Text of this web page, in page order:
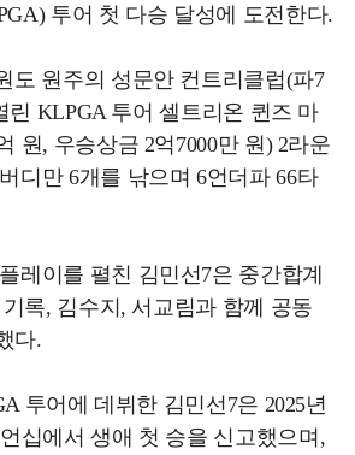
투어 첫 다승 달성에 도전한다.
도 원주의 성문안 컨트리클럽(파7
린 KLPGA 투어 셀트리온 퀸즈 마
원, 우승상금 2억7000만 원) 2라운
디만 6개를 낚으며 6언더파 66타
레이를 펼친 김민선7은 중간합계
록, 김수지, 서교림과 함께 공동
다.
투어에 데뷔한 김민선7은 2025년
십에서 생애 첫 승을 신고했으며,